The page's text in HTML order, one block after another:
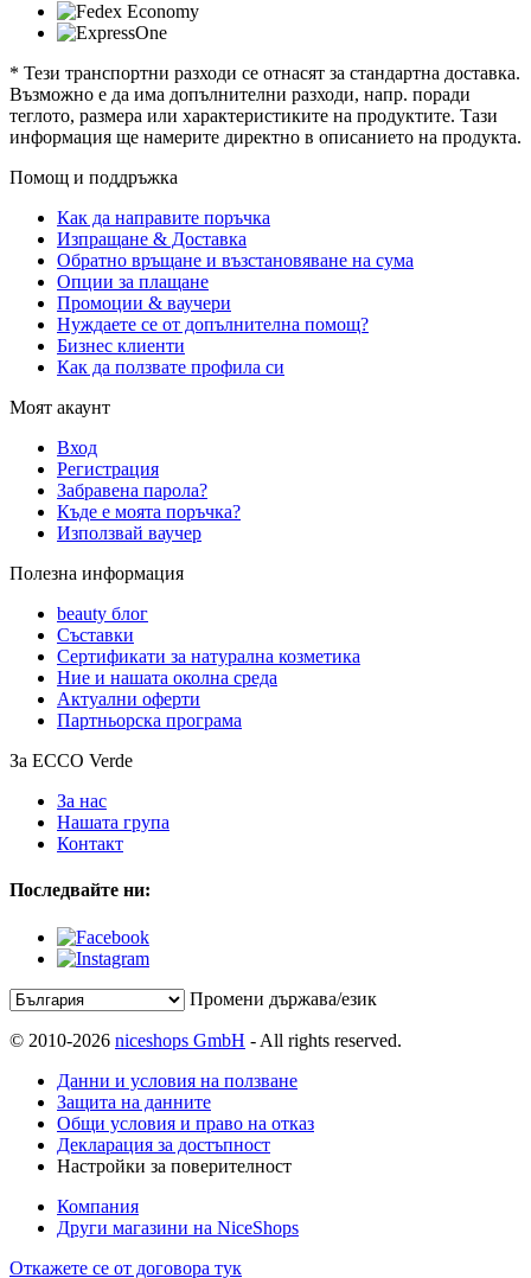
* Тези транспортни разходи се отнасят за стандартна доставка.
Възможно е да има допълнителни разходи, напр. поради
теглото, размера или характеристиките на продуктите. Тази
информация ще намерите директно в описанието на продукта.
Помощ и поддръжка
Как да направите поръчка
Изпращане & Доставка
Обратно връщане и възстановяване на сума
Опции за плащане
Промоции & ваучери
Нуждаете се от допълнителна помощ?
Бизнес клиенти
Как да ползвате профила си
Моят акаунт
Вход
Регистрация
Забравена парола?
Къде е моята поръчка?
Използвай ваучер
Полезна информация
beauty блог
Съставки
Сертификати за натурална козметика
Ние и нашата околна среда
Актуални оферти
Партньорска програма
За ECCO Verde
За нас
Нашата група
Контакт
Последвайте ни:
Промени държава/език
© 2010-2026 niceshops GmbH - All rights reserved.
Данни и условия на ползване
Защита на данните
Общи условия и право на отказ
Декларация за достъпност
Настройки за поверителност
Компания
Други магазини на NiceShops
Откажете се от договора тук